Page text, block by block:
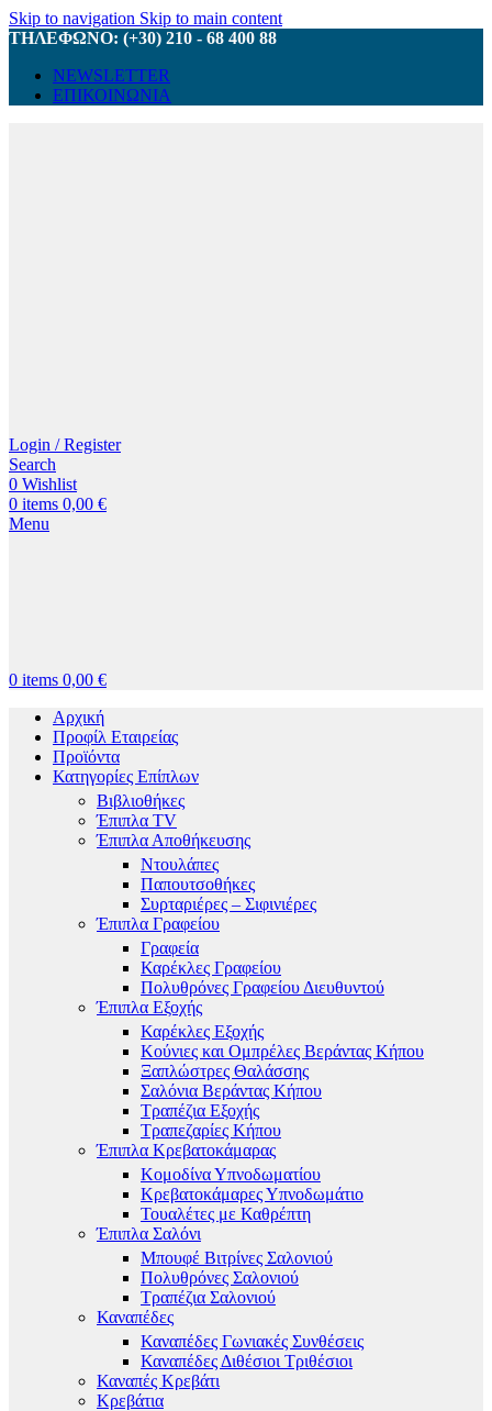
Skip to navigation Skip to main content
ΤΗΛΕΦΩΝΟ: (+30) 210 - 68 400 88
NEWSLETTER
ΕΠΙΚΟΙΝΩΝΙΑ
Login / Register
Search
0 Wishlist
0 items 0,00 €
Menu
0 items 0,00 €
Αρχική
Προφίλ Εταιρείας
Προϊόντα
Κατηγορίες Επίπλων
Βιβλιοθήκες
Έπιπλα TV
Έπιπλα Αποθήκευσης
Ντουλάπες
Παπουτσοθήκες
Συρταριέρες – Σιφινιέρες
Έπιπλα Γραφείου
Γραφεία
Καρέκλες Γραφείου
Πολυθρόνες Γραφείου Διευθυντού
Έπιπλα Εξοχής
Καρέκλες Εξοχής
Κούνιες και Ομπρέλες Βεράντας Κήπου
Ξαπλώστρες Θαλάσσης
Σαλόνια Βεράντας Κήπου
Τραπέζια Εξοχής
Τραπεζαρίες Κήπου
Έπιπλα Κρεβατοκάμαρας
Κομοδίνα Υπνοδωματίου
Κρεβατοκάμαρες Υπνοδωμάτιο
Τουαλέτες με Καθρέπτη
Έπιπλα Σαλόνι
Μπουφέ Βιτρίνες Σαλονιού
Πολυθρόνες Σαλονιού
Τραπέζια Σαλονιού
Καναπέδες
Καναπέδες Γωνιακές Συνθέσεις
Καναπέδες Διθέσιοι Τριθέσιοι
Καναπές Κρεβάτι
Κρεβάτια